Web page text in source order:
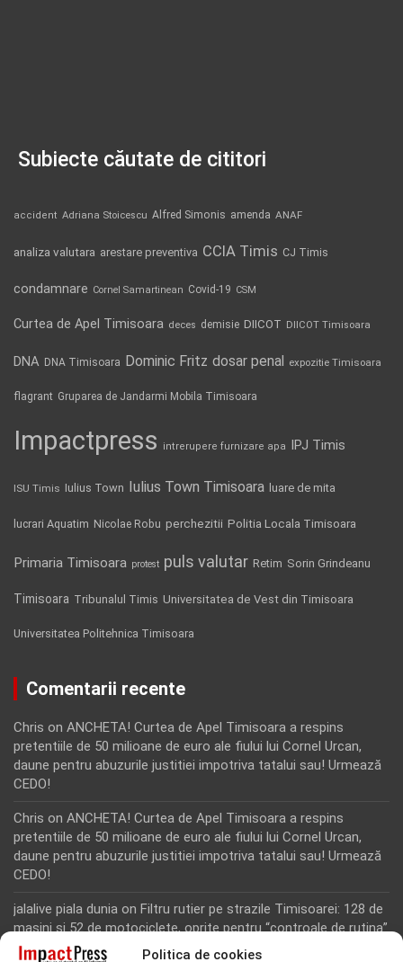
Politica de cookies
Subiecte căutate de cititori
accident Adriana Stoicescu Alfred Simonis amenda ANAF
analiza valutara arestare preventiva CCIA Timis CJ Timis
condamnare Cornel Samartinean Covid-19 CSM
Curtea de Apel Timisoara deces demisie DIICOT DIICOT Timisoara
DNA DNA Timisoara Dominic Fritz dosar penal expozitie Timisoara
flagrant Gruparea de Jandarmi Mobila Timisoara
Impactpress intrerupere furnizare apa IPJ Timis
ISU Timis Iulius Town Iulius Town Timisoara luare de mita
lucrari Aquatim Nicolae Robu perchezitii Politia Locala Timisoara
Primaria Timisoara protest puls valutar Retim Sorin Grindeanu
Timisoara Tribunalul Timis Universitatea de Vest din Timisoara
Universitatea Politehnica Timisoara
Comentarii recente
Chris on ANCHETA! Curtea de Apel Timisoara a respins
pretentiile de 50 milioane de euro ale fiului lui Cornel Urcan,
daune pentru abuzurile justitiei impotriva tatalui sau! Urmează
CEDO!
Chris on ANCHETA! Curtea de Apel Timisoara a respins
pretentiile de 50 milioane de euro ale fiului lui Cornel Urcan,
daune pentru abuzurile justitiei impotriva tatalui sau! Urmează
CEDO!
jalalive piala dunia on Filtru rutier pe strazile Timisoarei: 128 de
masini si 52 de motociclete, oprite pentru “controale de rutina”